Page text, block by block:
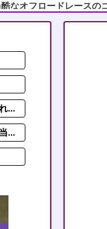
酷なオフロードレースの
大統領、がん闘病で
輩を「未読スルー」し
ると市営住宅住みのウ
...
...